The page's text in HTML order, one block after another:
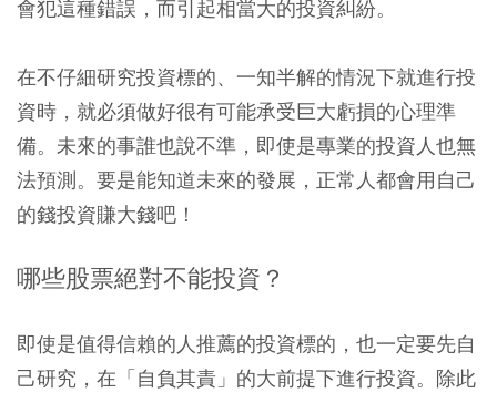
會犯這種錯誤，而引起相當大的投資糾紛。
在不仔細研究投資標的、一知半解的情況下就進行投
資時，就必須做好很有可能承受巨大虧損的心理準
備。未來的事誰也說不準，即使是專業的投資人也無
法預測。要是能知道未來的發展，正常人都會用自己
的錢投資賺大錢吧！
哪些股票絕對不能投資？
即使是值得信賴的人推薦的投資標的，也一定要先自
己研究，在「自負其責」的大前提下進行投資。除此